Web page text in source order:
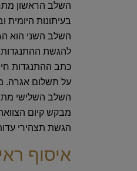
השלב הראשון
בעיתונות
השלב השני
להגשת ההתנגדות,
כתב ההתנגדות
על תשלום אגרה.
השלב השלישי
מבקש קיום
הגשת תצהירי
איסוף